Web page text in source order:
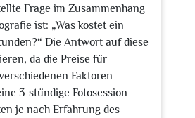
Frage im Zusammenhang
ist: „Was kostet ein
Die Antwort auf diese
da die Preise für
Faktoren
3-stündige Fotosession
je nach Erfahrung des